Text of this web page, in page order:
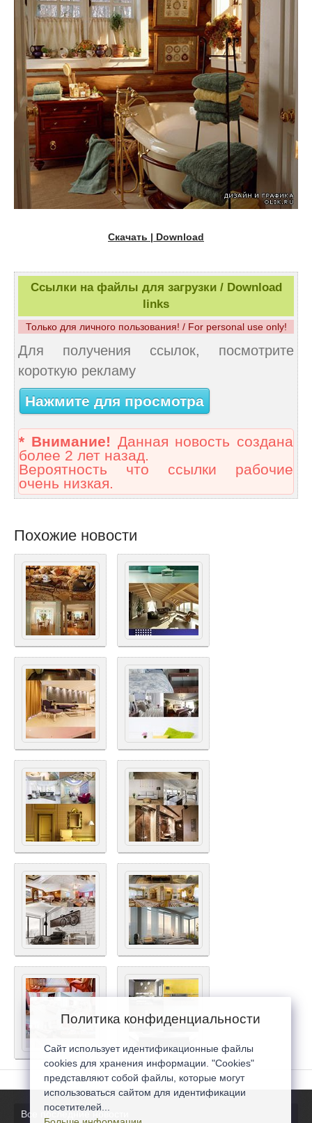
Скачать | Download
Ссылки на файлы для загрузки / Download
links
Только для личного пользования! / For personal use only!
Для получения ссылок, посмотрите
короткую рекламу
Нажмите для просмотра
* Внимание! Данная новость создана
более 2 лет назад.
Вероятность что ссылки рабочие
очень низкая.
Похожие новости
Все последние новости
Политика конфиденциальности
Сайт использует идентификационные файлы
cookies для хранения информации. "Cookies"
представляют собой файлы, которые могут
использоваться сайтом для идентификации
посетителей...